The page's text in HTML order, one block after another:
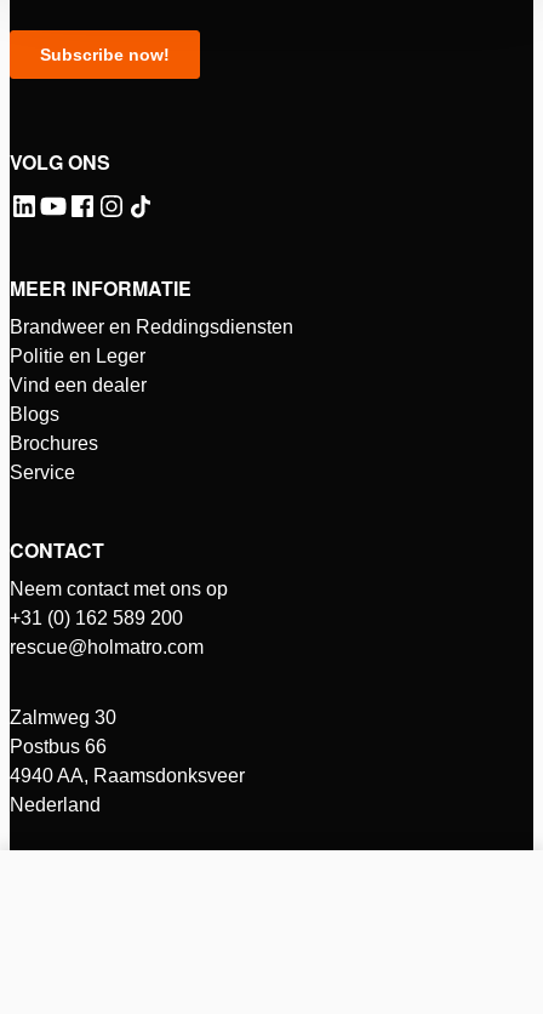
VOLG ONS
MEER INFORMATIE
Brandweer en Reddingsdiensten
Politie en Leger
Vind een dealer
Blogs
Brochures
Service
CONTACT
Neem contact met ons op
+31 (0) 162 589 200
rescue@holmatro.com
Zalmweg 30
Postbus 66
4940 AA, Raamsdonksveer
Nederland